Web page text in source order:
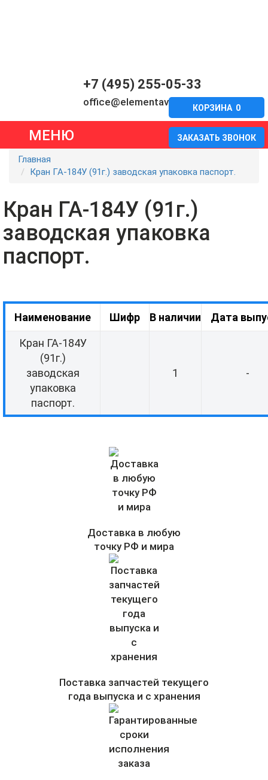
+7 (495) 255-05-33
office@elementavia.ru
ЗАКАЗАТЬ ЗВОНОК
КОРЗИНА 0
МЕНЮ
Главная
Кран ГА-184У (91г.) заводская упаковка паспорт.
Кран ГА-184У (91г.)
заводская упаковка
паспорт.
Наименование Шифр В наличии Дата
Кран ГА-184У
(91г.)
заводская
упаковка
паспорт.
1 -
Доставка в любую
точку РФ и мира
Поставка запчастей текущего
года выпуска и с хранения